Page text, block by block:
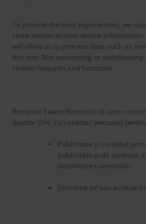
To provide the best experiences, we
store and/or access device
will allow us to process data such as
this site. Not consenting or
certain features and functions.
Romania Sweet Romania vă cere
datelor Dvs. cu caracter personal
Publicitate și conținut
publicității și de conținut,
dezvoltarea serviciilor
Stocarea și/ sau
March 2020
Blog Stats
53,155 hits